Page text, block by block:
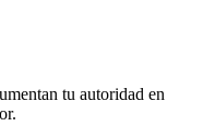
tu autoridad en